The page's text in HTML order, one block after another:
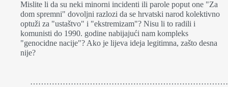
Mislite li da su neki minorni incidenti ili parole poput one "Za
dom spremni" dovoljni razlozi da se hrvatski narod kolektivno
optuži za "ustaštvo" i "ekstremizam"? Nisu li to radili i
komunisti do 1990. godine nabijajući nam kompleks
"genocidne nacije"? Ako je lijeva ideja legitimna, zašto desna
nije?